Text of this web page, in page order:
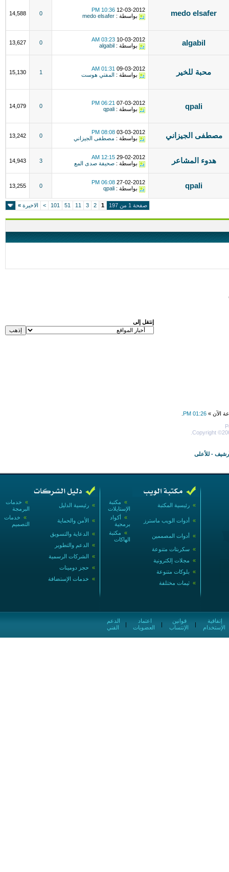
medo elsafer
12-03-2012
10:36 PM
بواسطة : medo elsafer
0
14,588
algabil
10-03-2012
03:23 AM
بواسطة : algabil
0
13,627
محبة للخير 09-03-2012
01:31 AM
بواسطة :
المفتي هوست 1
15,130
qpali
07-03-2012
06:21 PM
بواسطة : qpali
0
14,079
مصطفى الجيزاني 03-03-2012
08:08 PM
بواسطة : مصطفى الجيزاني 0
13,242
هدوء المشاعر 29-02-2012
12:15 AM
بواسطة : صحيفة صدى المع 3
14,943
qpali
27-02-2012
06:08 PM
بواسطة : qpali
0
13,255
صفحة 1 من 197 1
2
3
11
51
101
> الاخيرة »
إنتقل إلى
الآن » 01:26 PM
Copyright
- للأعلى
» خدمات
البرمجة
» رئيسية الدليل
» خدمات
التصميم
» الأمن والحماية
» الدعاية والتسويق
» الدعم والتطوير
» الشركات الرسمية
» حجز دومينات
» خدمات الإستضافة
» مكتبة
الإستايلات
» رئيسية المكتبة
» أكواد
برمجية
» أدوات الويب ماسترز
» مكتبة
الهاكات
» أدوات المصممين
» سكربتات متنوعة
» مجلات إلكترونية
» بلوكات متنوعة
» ثيمات مختلفة
الفني
|
العضويات
|
الإنتساب
|
الإستخدام